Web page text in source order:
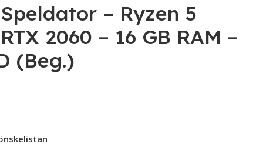
– Ryzen 5
2060 – 16 GB RAM –
(Beg.)